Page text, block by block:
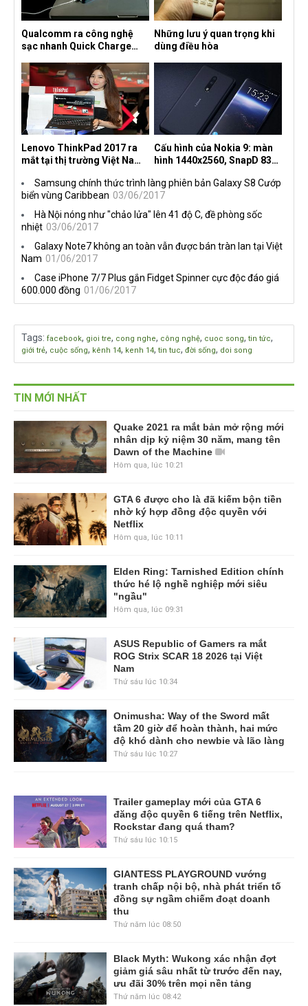
Qualcomm ra công nghệ
sạc nhanh Quick Charge
Những lưu ý quan trọng khi
dùng điều hòa
Lenovo ThinkPad 2017 ra
mắt tại thị trường Việt Nam,
Cấu hình của Nokia 9: màn
hình 1440x2560, SnapD 835,
Samsung chính thức trình làng phiên bản Galaxy S8 Cướp
biển vùng Caribbean 03/06/2017
Hà Nội nóng như "chảo lửa" lên 41 độ C, đề phòng sốc
nhiệt 03/06/2017
Galaxy Note7 không an toàn vẫn được bán tràn lan tại Việt
Nam 01/06/2017
Case iPhone 7/7 Plus gắn Fidget Spinner cực độc đáo giá
600.000 đồng 01/06/2017
Tags: facebook, gioi tre, cong nghe, công nghệ, cuoc song, tin tức,
giới trẻ, cuộc sống, kênh 14, kenh 14, tin tuc, đời sống, doi song
TIN MỚI NHẤT
Quake 2021 ra mắt bản mở rộng mới
nhân dịp kỷ niệm 30 năm, mang tên
Dawn of the Machine
Hôm qua, lúc 10:21
GTA 6 được cho là đã kiếm bộn tiền
nhờ ký hợp đồng độc quyền với
Netflix
Hôm qua, lúc 10:11
Elden Ring: Tarnished Edition chính
thức hé lộ nghề nghiệp mới siêu
"ngầu"
Hôm qua, lúc 09:31
ASUS Republic of Gamers ra mắt
ROG Strix SCAR 18 2026 tại Việt
Nam
Thứ sáu lúc 10:34
Onimusha: Way of the Sword mất
tầm 20 giờ để hoàn thành, hai mức
độ khó dành cho newbie và lão làng
Thứ sáu lúc 10:27
Trailer gameplay mới của GTA 6
đăng độc quyền 6 tiếng trên Netflix,
Rockstar đang quá tham?
Thứ sáu lúc 10:15
GIANTESS PLAYGROUND vướng
tranh chấp nội bộ, nhà phát triển tố
đồng sự ngầm chiếm đoạt doanh
thu
Thứ năm lúc 08:50
Black Myth: Wukong xác nhận đợt
giảm giá sâu nhất từ trước đến nay,
ưu đãi 30% trên mọi nền tảng
Thứ năm lúc 08:42